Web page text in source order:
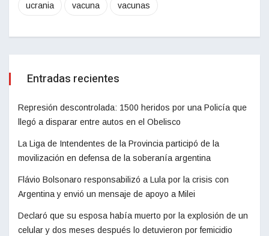
ucrania vacuna vacunas
Entradas recientes
Represión descontrolada: 1500 heridos por una Policía que
llegó a disparar entre autos en el Obelisco
La Liga de Intendentes de la Provincia participó de la
movilización en defensa de la soberanía argentina
Flávio Bolsonaro responsabilizó a Lula por la crisis con
Argentina y envió un mensaje de apoyo a Milei
Declaró que su esposa había muerto por la explosión de un
celular y dos meses después lo detuvieron por femicidio